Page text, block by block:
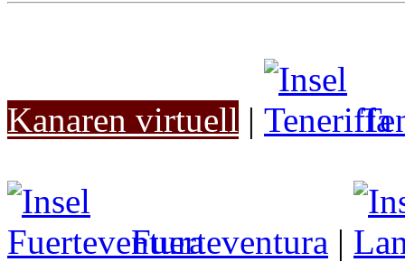
Kanaren virtuell |
Fuerteventura |